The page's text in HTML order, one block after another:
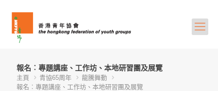
報名︰專題講座、工作坊、本地研習團及展覽
主頁 青協65周年
龍騰舞動
報名︰專題講座、工作坊、本地研習團及展覽